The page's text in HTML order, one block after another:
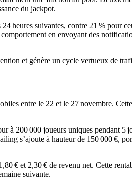
du jackpot.
heures suivantes, contre 21 % pour
en envoyant des
et génère un cycle vertueux de
entre le 22 et le 27 novembre.
à 200 000 joueurs uniques pendant 5
s’ajoute à hauteur de 150 000 €,
€ et 2,30 € de revenu net. Cette
suivante.